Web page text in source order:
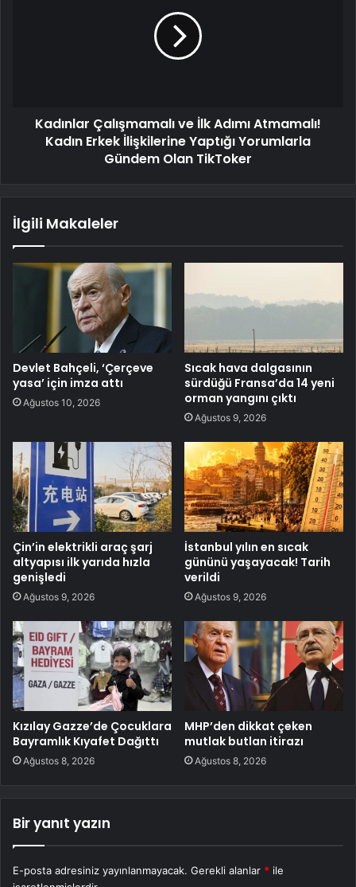
Kadınlar Çalışmamalı ve İlk Adımı Atmamalı!
Kadın Erkek İlişkilerine Yaptığı Yorumlarla
Gündem Olan TikToker
İlgili Makaleler
Devlet Bahçeli, ‘Çerçeve
yasa’ için imza attı
Ağustos 10, 2026
Sıcak hava dalgasının
sürdüğü Fransa’da 14 yeni
orman yangını çıktı
Ağustos 9, 2026
Çin’in elektrikli araç şarj
altyapısı ilk yarıda hızla
genişledi
Ağustos 9, 2026
İstanbul yılın en sıcak
gününü yaşayacak! Tarih
verildi
Ağustos 9, 2026
Kızılay Gazze’de Çocuklara
Bayramlık Kıyafet Dağıttı
Ağustos 8, 2026
MHP’den dikkat çeken
mutlak butlan itirazı
Ağustos 8, 2026
Bir yanıt yazın
E-posta adresiniz yayınlanmayacak. Gerekli alanlar * ile